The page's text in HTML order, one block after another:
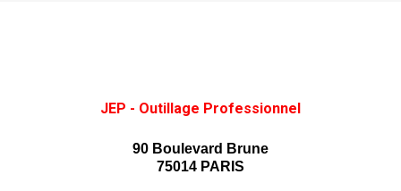
JEP - Outillage Professionnel
90 Boulevard Brune
75014 PARIS